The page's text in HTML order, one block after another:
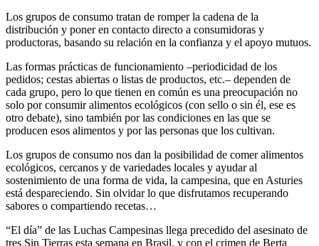
Los grupos de consumo tratan de romper la cadena de la
distribución y poner en contacto directo a consumidoras y
productoras, basando su relación en la confianza y el apoyo mutuos.
Las formas prácticas de funcionamiento –periodicidad de los
pedidos; cestas abiertas o listas de productos, etc.– dependen de
cada grupo, pero lo que tienen en común es una preocupación no
solo por consumir alimentos ecológicos (con sello o sin él, ese es
otro debate), sino también por las condiciones en las que se
producen esos alimentos y por las personas que los cultivan.
Los grupos de consumo nos dan la posibilidad de comer alimentos
ecológicos, cercanos y de variedades locales y ayudar al
sostenimiento de una forma de vida, la campesina, que en Asturies
está despareciendo. Sin olvidar lo que disfrutamos recuperando
sabores o compartiendo recetas…
“El día” de las Luchas Campesinas llega precedido del asesinato de
tres Sin Tierras esta semana en Brasil, y con el crimen de Berta